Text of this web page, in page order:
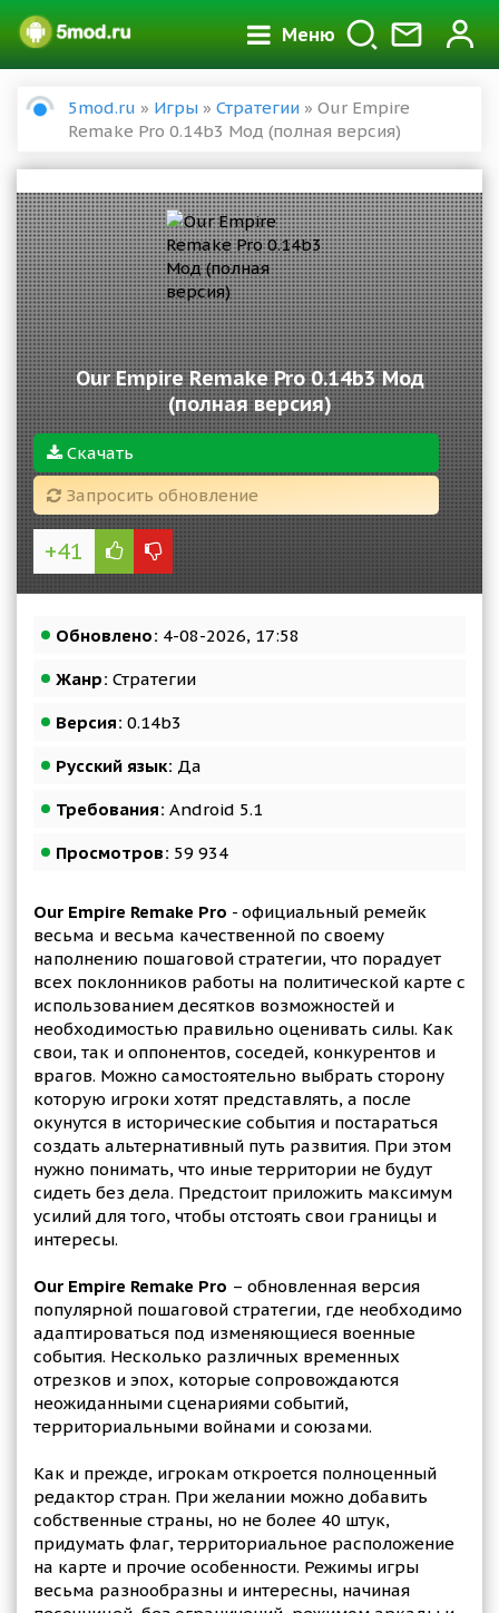
Меню
5mod.ru » Игры » Стратегии » Our Empire
Remake Pro 0.14b3 Мод (полная версия)
Our Empire Remake Pro 0.14b3 Мод
(полная версия)
Скачать
Запросить обновление
+41
Обновлено: 4-08-2026, 17:58
Жанр: Стратегии
Версия: 0.14b3
Русский язык: Да
Требования: Android 5.1
Просмотров: 59 934
Our Empire Remake Pro - официальный ремейк
весьма и весьма качественной по своему
наполнению пошаговой стратегии, что порадует
всех поклонников работы на политической карте с
использованием десятков возможностей и
необходимостью правильно оценивать силы. Как
свои, так и оппонентов, соседей, конкурентов и
врагов. Можно самостоятельно выбрать сторону
которую игроки хотят представлять, а после
окунутся в исторические события и постараться
создать альтернативный путь развития. При этом
нужно понимать, что иные территории не будут
сидеть без дела. Предстоит приложить максимум
усилий для того, чтобы отстоять свои границы и
интересы.
Our Empire Remake Pro – обновленная версия
популярной пошаговой стратегии, где необходимо
адаптироваться под изменяющиеся военные
события. Несколько различных временных
отрезков и эпох, которые сопровождаются
неожиданными сценариями событий,
территориальными войнами и союзами.
Как и прежде, игрокам откроется полноценный
редактор стран. При желании можно добавить
собственные страны, но не более 40 штук,
придумать флаг, территориальное расположение
на карте и прочие особенности. Режимы игры
весьма разнообразны и интересны, начиная